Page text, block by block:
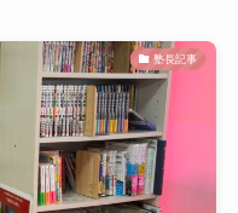
塾長記事